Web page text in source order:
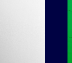
ВЫВЕСКИ
ЛЮБИМЫХ
вывеска,